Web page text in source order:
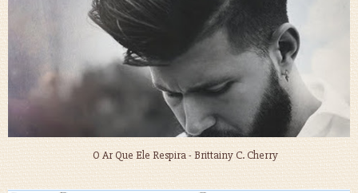
O Ar Que Ele Respira - Brittainy C. Cherry